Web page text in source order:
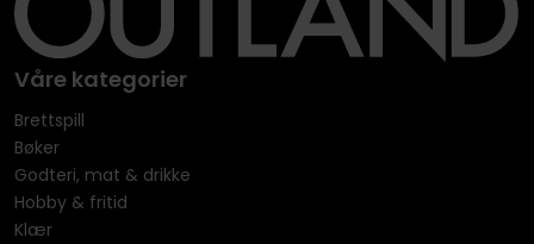
Våre kategorier
Brettspill
Bøker
Godteri, mat & drikke
Hobby & fritid
Klær